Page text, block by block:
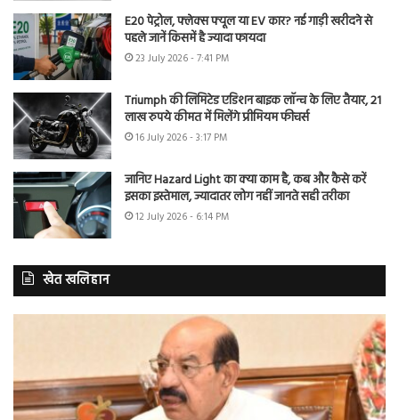
E20 पेट्रोल, फ्लेक्स फ्यूल या EV कार? नई गाड़ी खरीदने से
पहले जानें किसमें है ज्यादा फायदा
23 July 2026 - 7:41 PM
Triumph की लिमिटेड एडिशन बाइक लॉन्च के लिए तैयार, 21
लाख रुपये कीमत में मिलेंगे प्रीमियम फीचर्स
16 July 2026 - 3:17 PM
जानिए Hazard Light का क्या काम है, कब और कैसे करें
इसका इस्तेमाल, ज्यादातर लोग नहीं जानते सही तरीका
12 July 2026 - 6:14 PM
खेत खलिहान